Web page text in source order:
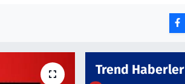
Trend Haberler